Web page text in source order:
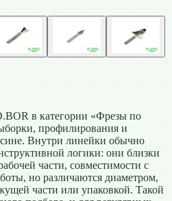
в категории «Фрезы по
профилирования и
Внутри линейки обычно
логики: они близки
части, совместимости с
но различаются диаметром,
части или упаковкой. Такой